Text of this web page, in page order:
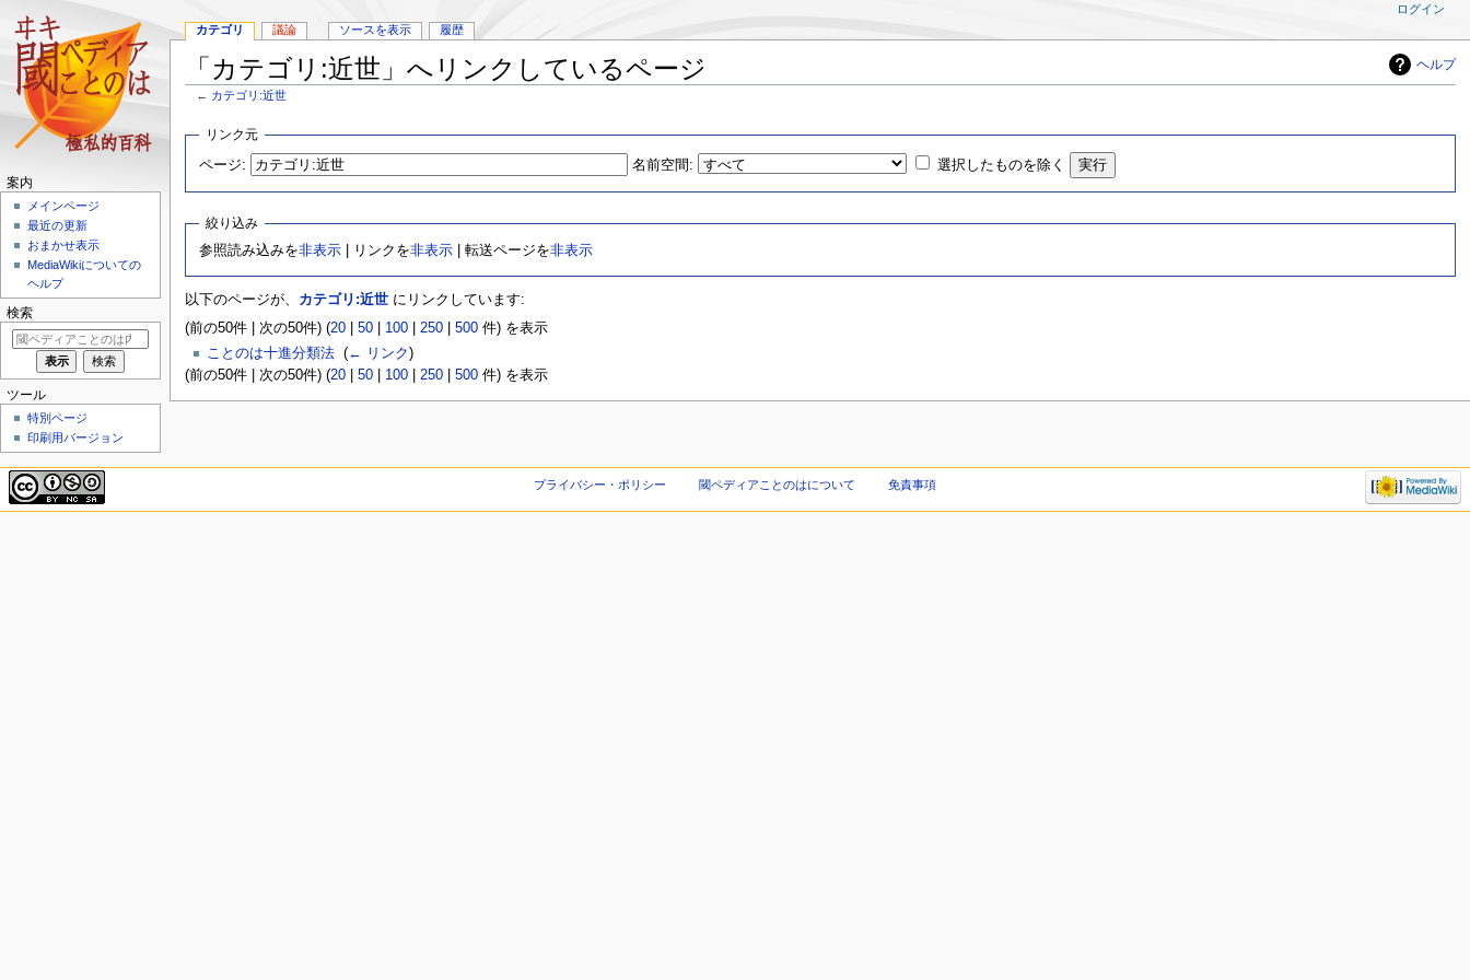
ヘルプ
「カテゴリ:近世」へリンクしているページ
← カテゴリ:近世
ー
移
移
リンク元
ページ: 名前空間: 選択したものを除く
絞り込み
参照読み込みを非表示 | リンクを非表示 | 転送ページを非表示
以下のページが、 カテゴリ:近世にリンクしています:
(前の50件 | 次の50件) (20| 50| 100| 250| 500件) を表示
ことのは十進分類法‎ (← リンク)
(前の50件 | 次の50件) (20| 50| 100| 250| 500件) を表示
カテゴリ 議論 ソースを表示 履歴
ログイン
案内
メインページ
最近の更新
おまかせ表示
MediaWikiについての
ヘルプ
検索
ツール
特別ページ
印刷用バージョン
プライバシー・ポリシー 閾ペディアことのはについて 免責事項